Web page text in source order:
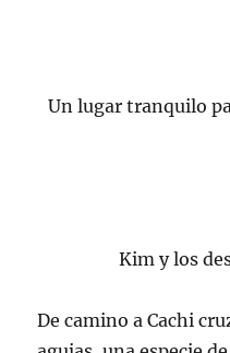
Un lugar tranquilo
Kim y los
De camino a Cachi